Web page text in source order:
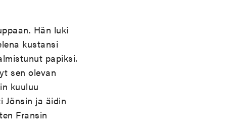
Hän luki
kustansi
papiksi.
sen olevan
kuuluu
Jönsin ja äidin
Fransin